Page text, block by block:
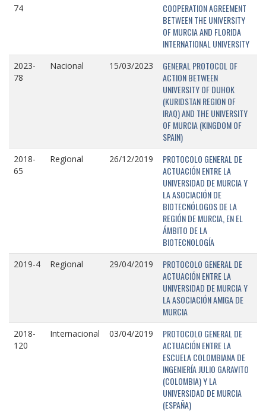
74
COOPERATION AGREEMENT
BETWEEN THE UNIVERSITY
OF MURCIA AND FLORIDA
INTERNATIONAL UNIVERSITY
2023-
78
Nacional 15/03/2023
GENERAL PROTOCOL OF
ACTION BETWEEN
UNIVERSITY OF DUHOK
(KURIDSTAN REGION OF
IRAQ) AND THE UNIVERSITY
OF MURCIA (KINGDOM OF
SPAIN)
2018-
65
Regional 26/12/2019
PROTOCOLO GENERAL DE
ACTUACIÓN ENTRE LA
UNIVERSIDAD DE MURCIA Y
LA ASOCIACIÓN DE
BIOTECNÓLOGOS DE LA
REGIÓN DE MURCIA, EN EL
ÁMBITO DE LA
BIOTECNOLOGÍA
2019-4 Regional 29/04/2019
PROTOCOLO GENERAL DE
ACTUACIÓN ENTRE LA
UNIVERSIDAD DE MURCIA Y
LA ASOCIACIÓN AMIGA DE
MURCIA
2018-
120
Internacional 03/04/2019
PROTOCOLO GENERAL DE
ACTUACIÓN ENTRE LA
ESCUELA COLOMBIANA DE
INGENIERÍA JULIO GARAVITO
(COLOMBIA) Y LA
UNIVERSIDAD DE MURCIA
(ESPAÑA)